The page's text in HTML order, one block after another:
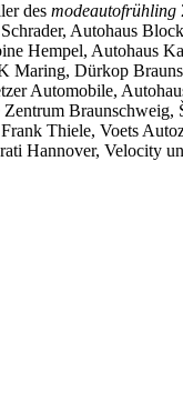
des modeautofrühling
Autohaus
Hempel, Autohaus
Maring, Dürkop
Automobile,
Braunschweig,
Thiele, Voets
Hannover, Velocity